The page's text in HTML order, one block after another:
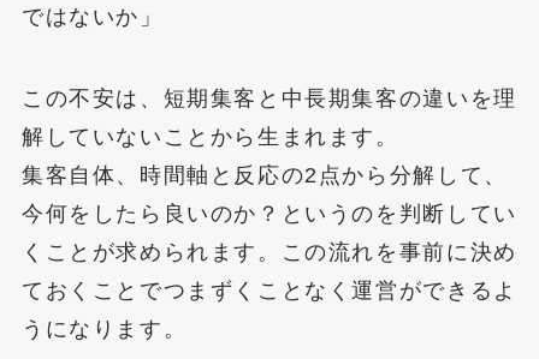
ではないか」
この不安は、短期集客と中長期集客の違いを理
解していないことから生まれます。
集客自体、時間軸と反応の2点から分解して、
今何をしたら良いのか？というのを判断してい
くことが求められます。この流れを事前に決め
ておくことでつまずくことなく運営ができるよ
うになります。